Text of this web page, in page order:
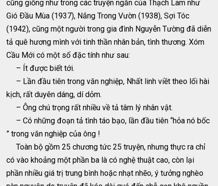
cũng giống như trong các truyện ngắn của Thạch Lam như
Gió Ðầu Mùa (1937), Nắng Trong Vườn (1938), Sợi Tóc
(1942), cũng một người trong gia đình Nguyễn Tường đã diễn
tả quê hương mình với tinh thần nhân bản, tình thương. Xóm
Cầu Mới có một số đặc tính như sau:
– Ít được biết tới.
– Lần đầu tiên trong văn nghiệp, Nhất linh viềt theo lối hài
kịch, rất duyên dáng, dí dỏm.
– Ông chú trọng rất nhiều về tả tâm lý nhân vật.
– Có những đoạn tả tình táo bạo, lần đầu tiên “hỏa nó bốc
” trong văn nghiệp của ông !
Toàn bộ gồm 25 chương tức 25 truyện, nhưng thực ra chỉ
có vào khoảng một phần ba là có nghệ thuật cao, còn lại
phần nhiều giá trị trung bình hoặc nhạt nhẽo, ý tưởng nghèo